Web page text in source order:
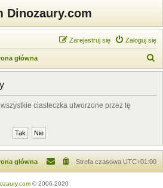
Dinozaury.com
Zaloguj się
Zarejestruj się
główna
z
ciasteczka utworzone przez tę
główna Strefa czasowa UTC+01:00
© 2006-2020